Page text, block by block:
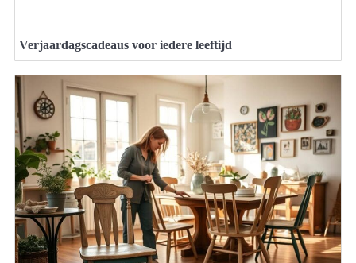
Verjaardagscadeaus voor iedere leeftijd